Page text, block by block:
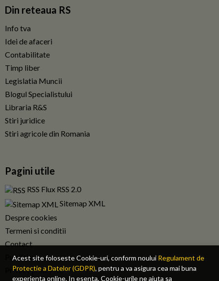
Acest site foloseste Cookie-uri, conform noului Regulament de
Protectie a Datelor (GDPR), pentru a va asigura cea mai buna
experienta online. In esenta, Cookie-urile ne ajuta sa
Din reteaua RS
Info tva
Idei de afaceri
Contabilitate
Timp liber
Legislatia Muncii
Blogul Specialistului
Libraria R&S
Stiri juridice
Stiri agricole din Romania
Pagini utile
RSS Flux RSS 2.0
Sitemap XML
Despre cookies
Termeni si conditii
Contact
Publicitate
Privacy policy RO